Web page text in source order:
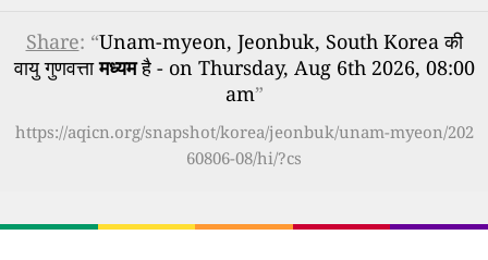
Share: “Unam-myeon, Jeonbuk, South Korea की
वायु गुणवत्तामध्यमहै - on Thursday, Aug 6th 2026, 08:00
am”
https://aqicn.org/snapshot/korea/jeonbuk/unam-myeon/202
60806-08/hi/?cs